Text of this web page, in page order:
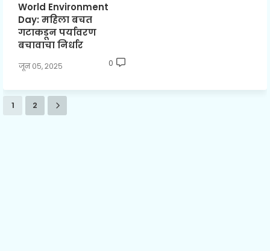
World Environment
Day: महिला बचत
गटाकडून पर्यावरण
बचावाचा निर्धार
जून ०५, २०२५ 0
1 2